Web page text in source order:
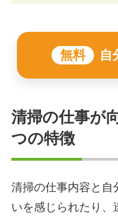
無料 自
清掃の仕事が
つの特徴
清掃の仕事内容と自
いを感じられたり